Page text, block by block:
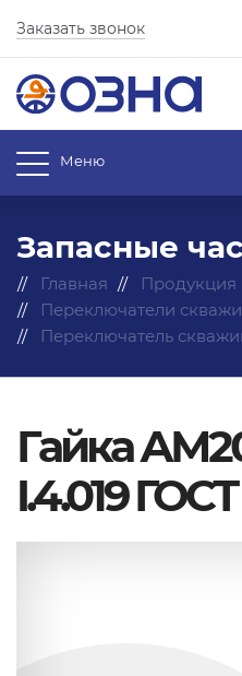
Заказать звонок
Меню
Запасные
Главная Продукция
Переключатели
Переключатель
Гайка
I.4.019